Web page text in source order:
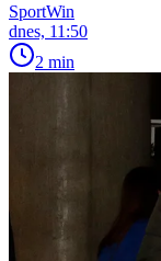
SportWin
dnes, 11:50
2 min